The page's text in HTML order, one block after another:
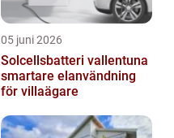
05 juni 2026
Solcellsbatteri vallentuna
smartare elanvändning
för villaägare